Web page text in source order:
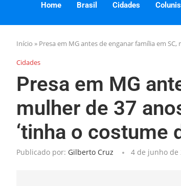
Home Brasil Cidades
Início » Presa em MG antes de enganar família em
Cidades
Presa em MG
mulher de 37
‘tinha o costume
Publicado por: Gilberto Cruz 4 de junho de